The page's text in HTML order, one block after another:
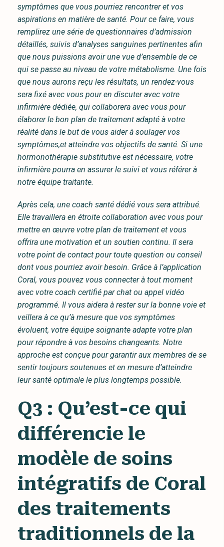
symptômes que vous pourriez rencontrer et vos
aspirations en matière de santé. Pour ce faire, vous
remplirez une série de questionnaires d’admission
détaillés, suivis d’analyses sanguines pertinentes afin
que nous puissions avoir une vue d’ensemble de ce
qui se passe au niveau de votre métabolisme. Une fois
que nous aurons reçu les résultats, un rendez-vous
sera fixé avec vous pour en discuter avec votre
infirmière dédiée, qui collaborera avec vous pour
élaborer le bon plan de traitement adapté à votre
réalité dans le but de vous aider à soulager vos
symptômes,et atteindre vos objectifs de santé. Si une
hormonothérapie substitutive est nécessaire, votre
infirmière pourra en assurer le suivi et vous référer à
notre équipe traitante.
Après cela, une coach santé dédié vous sera attribué.
Elle travaillera en étroite collaboration avec vous pour
mettre en œuvre votre plan de traitement et vous
offrira une motivation et un soutien continu. Il sera
votre point de contact pour toute question ou conseil
dont vous pourriez avoir besoin. Grâce à l’application
Coral, vous pouvez vous connecter à tout moment
avec votre coach certifié par chat ou appel vidéo
programmé. Il vous aidera à rester sur la bonne voie et
veillera à ce qu’à mesure que vos symptômes
évoluent, votre équipe soignante adapte votre plan
pour répondre à vos besoins changeants. Notre
approche est conçue pour garantir aux membres de se
sentir toujours soutenues et en mesure d’atteindre
leur santé optimale le plus longtemps possible.
Q3 : Qu’est-ce qui
différencie le
modèle de soins
intégratifs de Coral
des traitements
traditionnels de la